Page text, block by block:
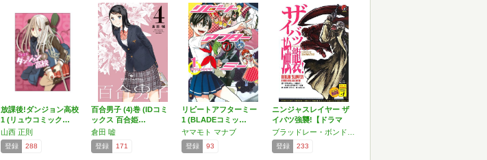
放課後!ダンジョン高校
1 (リュウコミック…
山西 正則
登録 288
百合男子 (4)巻 (IDコミ
ックス 百合姫…
倉田 嘘
登録 171
リピートアフターミー
1 (BLADEコミッ…
ヤマモト マナブ
登録 93
ニンジャスレイヤー ザ
イバツ強襲!【ドラマ
C…
登録 233